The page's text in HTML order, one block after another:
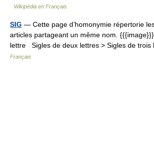
Wikipédia en Français
SIG — Cette page d’homonymie répertorie
articles partageant un même nom.
lettre Sigles de deux lettres > Sigles de
Français